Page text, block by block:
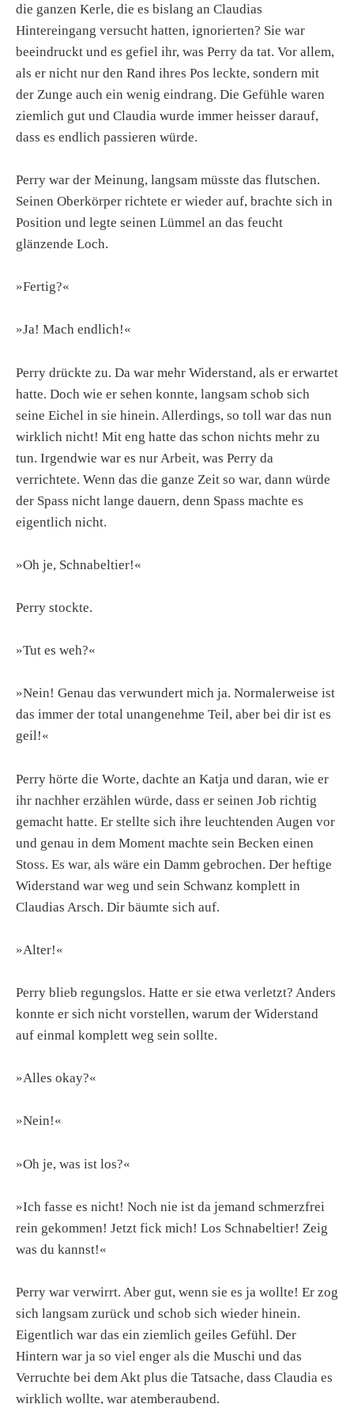
die ganzen Kerle, die es bislang an Claudias
Hintereingang versucht hatten, ignorierten? Sie war
beeindruckt und es gefiel ihr, was Perry da tat. Vor allem,
als er nicht nur den Rand ihres Pos leckte, sondern mit
der Zunge auch ein wenig eindrang. Die Gefühle waren
ziemlich gut und Claudia wurde immer heisser darauf,
dass es endlich passieren würde.
Perry war der Meinung, langsam müsste das flutschen.
Seinen Oberkörper richtete er wieder auf, brachte sich in
Position und legte seinen Lümmel an das feucht
glänzende Loch.
»Fertig?«
»Ja! Mach endlich!«
Perry drückte zu. Da war mehr Widerstand, als er erwartet
hatte. Doch wie er sehen konnte, langsam schob sich
seine Eichel in sie hinein. Allerdings, so toll war das nun
wirklich nicht! Mit eng hatte das schon nichts mehr zu
tun. Irgendwie war es nur Arbeit, was Perry da
verrichtete. Wenn das die ganze Zeit so war, dann würde
der Spass nicht lange dauern, denn Spass machte es
eigentlich nicht.
»Oh je, Schnabeltier!«
Perry stockte.
»Tut es weh?«
»Nein! Genau das verwundert mich ja. Normalerweise ist
das immer der total unangenehme Teil, aber bei dir ist es
geil!«
Perry hörte die Worte, dachte an Katja und daran, wie er
ihr nachher erzählen würde, dass er seinen Job richtig
gemacht hatte. Er stellte sich ihre leuchtenden Augen vor
und genau in dem Moment machte sein Becken einen
Stoss. Es war, als wäre ein Damm gebrochen. Der heftige
Widerstand war weg und sein Schwanz komplett in
Claudias Arsch. Dir bäumte sich auf.
»Alter!«
Perry blieb regungslos. Hatte er sie etwa verletzt? Anders
konnte er sich nicht vorstellen, warum der Widerstand
auf einmal komplett weg sein sollte.
»Alles okay?«
»Nein!«
»Oh je, was ist los?«
»Ich fasse es nicht! Noch nie ist da jemand schmerzfrei
rein gekommen! Jetzt fick mich! Los Schnabeltier! Zeig
was du kannst!«
Perry war verwirrt. Aber gut, wenn sie es ja wollte! Er zog
sich langsam zurück und schob sich wieder hinein.
Eigentlich war das ein ziemlich geiles Gefühl. Der
Hintern war ja so viel enger als die Muschi und das
Verruchte bei dem Akt plus die Tatsache, dass Claudia es
wirklich wollte, war atemberaubend.